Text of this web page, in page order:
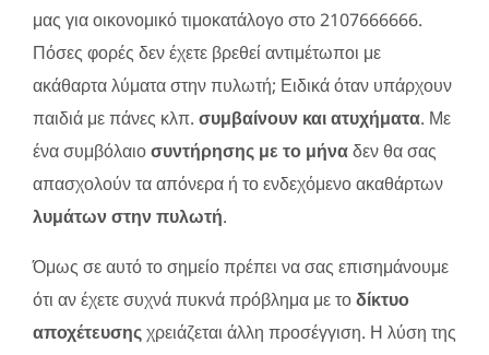
μας για οικονομικό τιμοκατάλογο στο 2107666666.
Πόσες φορές δεν έχετε βρεθεί αντιμέτωποι με
ακάθαρτα λύματα στην πυλωτή; Ειδικά όταν υπάρχουν
παιδιά με πάνες κλπ. συμβαίνουν και ατυχήματα. Με
ένα συμβόλαιοσυντήρησης με το μήναδεν θα σας
απασχολούν τα απόνερα ή το ενδεχόμενο ακαθάρτων
λυμάτων στην πυλωτή.
Όμως σε αυτό το σημείο πρέπει να σας επισημάνουμε
ότι αν έχετε συχνά πυκνά πρόβλημα με τοδίκτυο
αποχέτευσηςχρειάζεται άλλη προσέγγιση. Η λύση της